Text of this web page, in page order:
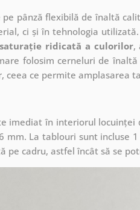
pânză flexibilă de înaltă
ci și în tehnologia
ridicată a culorilor,
folosim cerneluri de
ceea ce permite amplasarea
imediat în interiorul locuinței
mm. La tablouri sunt incluse
pe cadru, astfel încât să se